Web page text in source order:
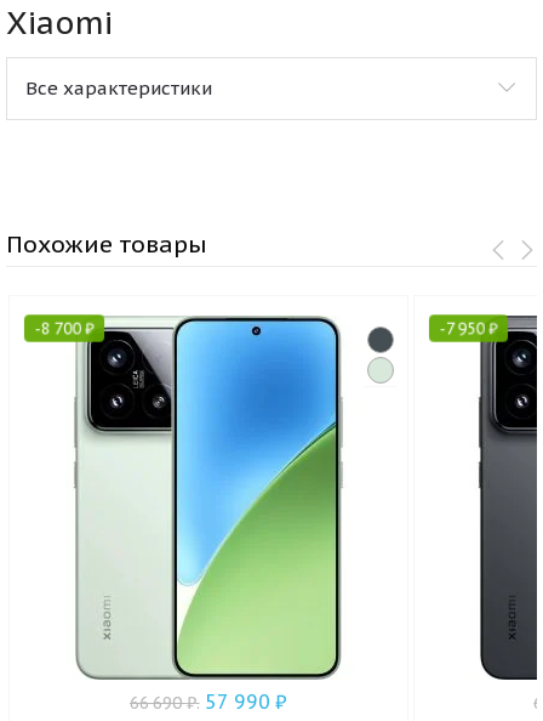
Xiaomi
Все характеристики
Похожие товары
-8 700₽
66 690₽. 57 990₽
-7 950₽